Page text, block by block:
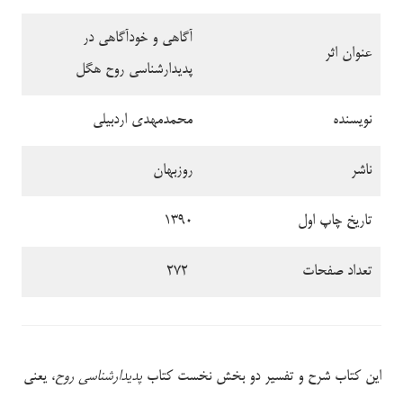
عنوان اثر
آگاهی و خودآگاهی در
پدیدارشناسی روح هگل
نویسنده محمدمهدی اردبیلی
ناشر روزبهان
تاریخ چاپ اول 1390
تعداد صفحات
این کتاب شرح و تفسیر دو بخش نخست کتاب پدیدارشناسی روح، یعنی